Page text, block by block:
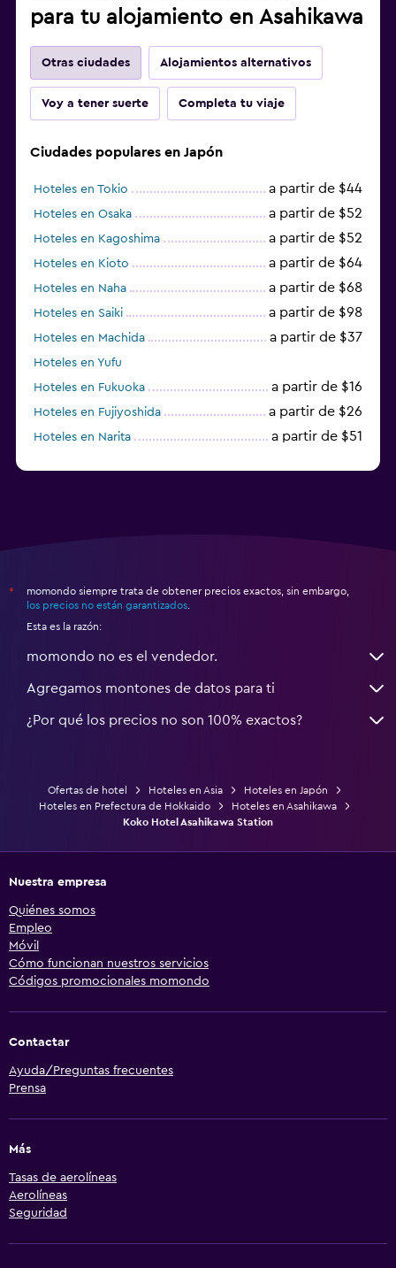
para tu alojamiento en Asahikawa
Otras ciudades Alojamientos alternativos
Voy a tener suerte Completa tu viaje
Ciudades populares en Japón
Hoteles en Tokio a partir de $44
Hoteles en Osaka a partir de $52
Hoteles en Kagoshima a partir de $52
Hoteles en Kioto a partir de $64
Hoteles en Naha a partir de $68
Hoteles en Saiki a partir de $98
Hoteles en Machida a partir de $37
Hoteles en Yufu
Hoteles en Fukuoka
a partir de $16
Hoteles en Fujiyoshida a partir de $26
Hoteles en Narita a partir de $51
*
momondo siempre trata de obtener precios exactos, sin embargo,
los precios no están garantizados
Esta es la razón:
momondo no es el vendedor.
Agregamos montones de datos para ti
¿Por qué los precios no son 100% exactos?
Ofertas de hotel Hoteles en Asia
Hoteles en Japón
Hoteles en Prefectura de Hokkaido
Hoteles en Asahikawa
Koko Hotel Asahikawa Station
Nuestra empresa
Quiénes somos
Empleo
Móvil
Cómo funcionan nuestros servicios
Códigos promocionales momondo
Contactar
Ayuda/Preguntas frecuentes
Prensa
Más
Tasas de aerolíneas
Aerolíneas
Seguridad